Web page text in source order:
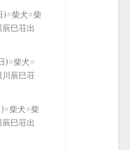
)#柴犬#柴
巳荘出
)#柴犬#
辰巳荘
)#柴犬#柴
巳荘出